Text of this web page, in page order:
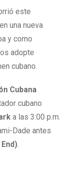
este
una nueva
y como
adopte
cubano.
Cubana
cubano
a las 3:00 p.m.
Dade antes